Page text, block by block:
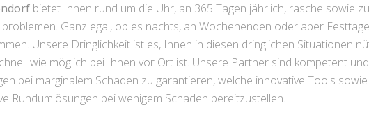
bietet Ihnen rund um die Uhr, an 365 Tagen jährlich, rasche sowie
Ganz egal, ob es nachts, an Wochenenden oder aber
Unsere Dringlichkeit ist es, Ihnen in diesen dringlichen Situationen
wie möglich bei Ihnen vor Ort ist. Unsere Partner sind kompetent
bei marginalem Schaden zu garantieren, welche innovative Tools
Rundumlösungen bei wenigem Schaden bereitzustellen.